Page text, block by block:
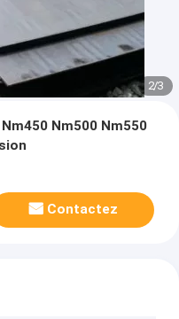
2/3
Nm500 Nm550
Contactez